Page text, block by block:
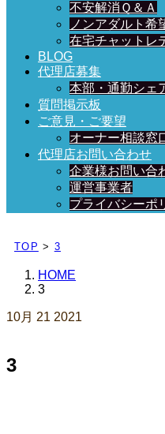
不安解消Ｑ＆Ａ
ノンアダルト希
在宅チャットレ
BLOG
代理店募集
本部・通勤シェ
質問掲示板
ご意見・ご要望
オーナー相談窓
代理店お問い合わせ
企業様お問い合
運営事業者
プライバシーポ
TOP > 3
HOME
3
10月 21 2021
3